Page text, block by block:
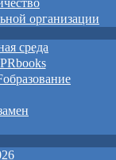
организации
среда